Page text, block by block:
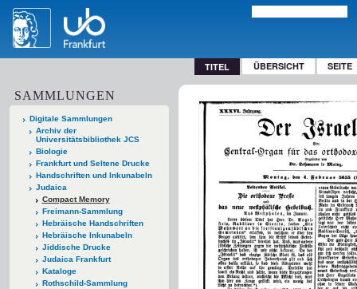
TITEL ÜBERSICHT SEITE
SAMMLUNGEN
Digitale Sammlungen
Archiv der
Universitätsbibliothek JCS
Biologie
Frankfurt und Seltene Drucke
Handschriften und Inkunabeln
Judaica
Compact Memory
Freimann-Sammlung
Hebräische Handschriften
Hebräische Inkunabeln
Jiddische Drucke
Judaica Frankfurt
Kataloge
Rothschild-Sammlung